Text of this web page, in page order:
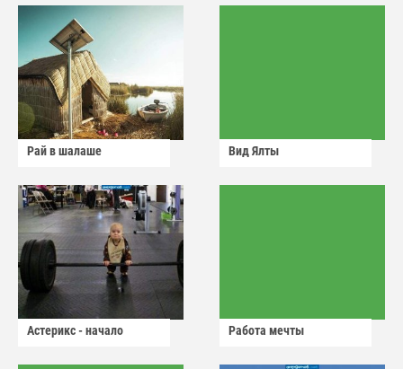
Рай в шалаше Вид Ялты
Астерикс - начало Работа мечты